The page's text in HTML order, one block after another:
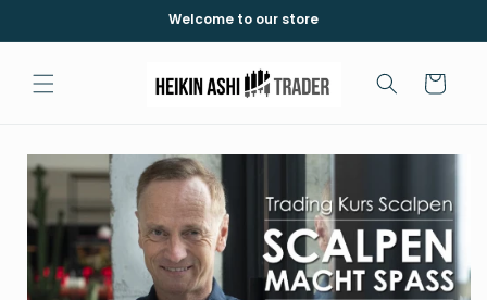
Welcome to our store
Cart